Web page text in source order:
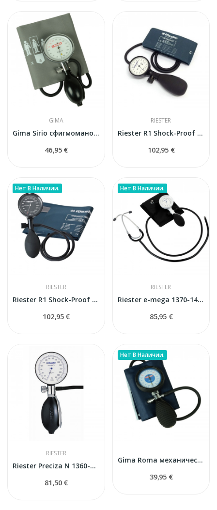
GIMA
Gima Sirio сфигмоманометр
46,95 €
RIESTER
Riester R1 Shock-Proof механический тонометр
102,95 €
Нет В Наличии.
RIESTER
Riester R1 Shock-Proof механический тонометр
102,95 €
Нет В Наличии.
RIESTER
Riester e-mega 1370-141 сфигмоманометр
85,95 €
RIESTER
Riester Preciza N 1360-107 сфигмоманометр
81,50 €
Нет В Наличии.
Gima Roma механический сфигмоманометр комплект...
39,95 €